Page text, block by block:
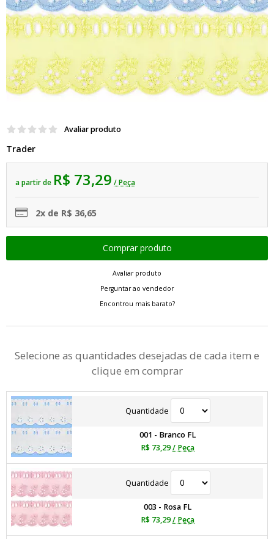
Avaliar produto
Trader
a partir de R$ 73,29 / Peça
2x de R$ 36,65
Avaliar produto
Perguntar ao vendedor
Encontrou mais barato?
Selecione as quantidades desejadas de cada item e
clique em comprar
Quantidade
001 - Branco FL
R$ 73,29/ Peça
Quantidade
003 - Rosa FL
R$ 73,29/ Peça